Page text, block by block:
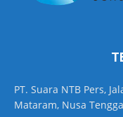
PT. Suara NTB Pers,
Mataram, Nusa